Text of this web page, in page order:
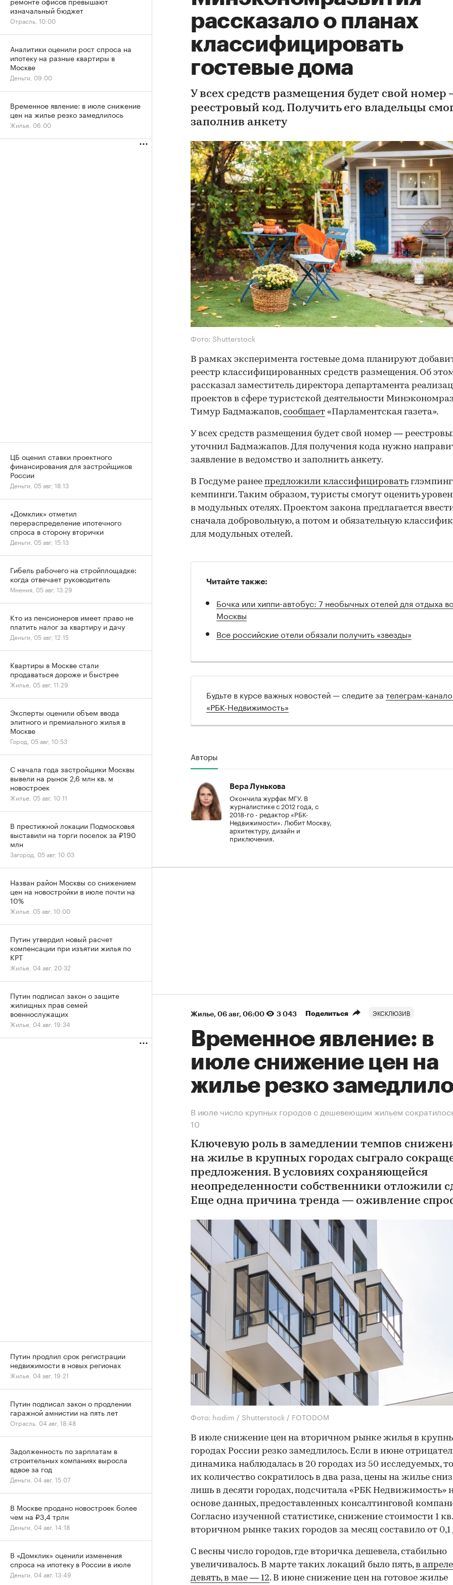
рассказало о планах
классифицировать
гостевые дома
У всех средств размещения будет свой номер
реестровый код. Получить его владельцы
заполнив анкету
Фото: Shutterstock
В рамках эксперимента гостевые дома планируют
реестр классифицированных средств размещения. Об
рассказал заместитель директора департамента
проектов в сфере туристской деятельности
Тимур Бадмажапов,сообщает «Парламентская газета».
У всех средств размещения будет свой номер —
уточнил Бадмажапов. Для получения кода нужно
заявление в ведомство и заполнить анкету.
В Госдуме ранее предложили классифицировать
кемпинги. Таким образом, туристы смогут оценить
в модульных отелях. Проектом закона предлагается
сначала добровольную, а потом и обязательную
для модульных отелей.
00:00 / 00:00
Читайте также:
Бочка или хиппи-автобус: 7 необычных отелей для отдыха
Москвы
Все российские отели обязали получить «звезды»
Будьте в курсе важных новостей — следите за телеграм-
«РБК-Недвижимость»
Авторы
Вера Лунькова
Окончила журфак МГУ. В
журналистике с 2012 года, с
2018-го - редактор «РБК-
Недвижимости». Любит Москву,
архитектуру, дизайн и
приключения.
Жилье⁠, 06 авг, 06:00 3 043 Поделиться ЭКСКЛЮЗИВ
Временное явление: в
июле снижение цен на
жилье резко
В июле число крупных городов с дешевеющим жильем
10
Ключевую роль в замедлении темпов
на жилье в крупных городах сыграло
предложения. В условиях сохраняющейся
неопределенности собственники отложили
Еще одна причина тренда — оживление
Фото: hodim / Shutterstock / FOTODOM
В июле снижение цен на вторичном рынке жилья в
городах России резко замедлилось. Если в июне
динамика наблюдалась в 20 городах из 50 исследуемых,
их количество сократилось в два раза, цены на жилье
лишь в десяти городах, подсчитала «РБК Недвижимость»
основе данных, предоставленных консалтинговой
Согласно изученной статистике, снижение стоимости 1
вторичном рынке таких городов за месяц составило от 0,1
С весны число городов, где вторичка дешевела, стабильно
увеличивалось. В марте таких локаций было пять,в
девять,в мае — 12. В июне снижение цен на готовое жилье
изначальный бюджет
Отрасль, 10:00
Аналитики оценили рост спроса на
ипотеку на разные квартиры в
Москве
Деньги, 09:00
Временное явление: в июле снижение
цен на жилье резко замедлилось
Жилье, 06:00
ЦБ оценил ставки проектного
финансирования для застройщиков
России
Деньги, 05 авг, 18:13
«Домклик» отметил
перераспределение ипотечного
спроса в сторону вторички
Деньги, 05 авг, 15:13
Гибель рабочего на стройплощадке:
когда отвечает руководитель
Мнения, 05 авг, 13:29
Кто из пенсионеров имеет право не
платить налог за квартиру и дачу
Деньги, 05 авг, 12:15
Квартиры в Москве стали
продаваться дороже и быстрее
Жилье, 05 авг, 11:29
Эксперты оценили объем ввода
элитного и премиального жилья в
Москве
Город, 05 авг, 10:53
С начала года застройщики Москвы
вывели на рынок 2,6 млн кв. м
новостроек
Жилье, 05 авг, 10:11
В престижной локации Подмосковья
выставили на торги поселок за ₽190
млн
Загород, 05 авг, 10:03
Назван район Москвы со снижением
цен на новостройки в июле почти на
10%
Жилье, 05 авг, 10:00
Путин утвердил новый расчет
компенсации при изъятии жилья по
КРТ
Жилье, 04 авг, 20:32
Путин подписал закон о защите
жилищных прав семей
военнослужащих
Жилье, 04 авг, 19:34
Путин продлил срок регистрации
недвижимости в новых регионах
Жилье, 04 авг, 19:21
Путин подписал закон о продлении
гаражной амнистии на пять лет
Отрасль, 04 авг, 18:48
Задолженность по зарплатам в
строительных компаниях выросла
вдвое за год
Деньги, 04 авг, 15:07
В Москве продано новостроек более
чем на ₽3,4 трлн
Деньги, 04 авг, 14:18
В «Домклик» оценили изменения
спроса на ипотеку в России в июле
Деньги, 04 авг, 13:49